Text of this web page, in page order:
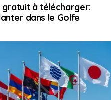
gratuit à télécharger:
dans le Golfe